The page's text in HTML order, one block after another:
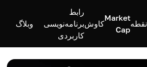
نقطه
Market
Cap
کاوش
رابط
برنامه‌نویسی
کاربردی
وبلاگ